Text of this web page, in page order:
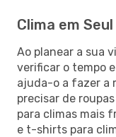
Clima em Seul
Ao planear a sua
verificar o tempo
ajuda-o a fazer a
precisar de
para climas mais
e t-shirts para